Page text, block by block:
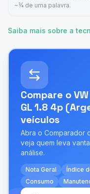
~¾ de uma palavra.
Saiba mais sobre a
Compare o
GL 1.8 4p
veículos
Abra o Comparador
veja quem leva
análise.
Nota Geral Índice
Consumo